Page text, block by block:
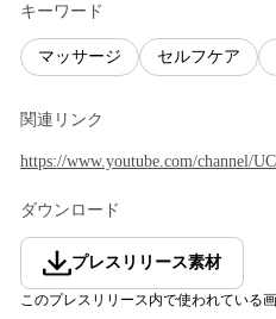
キーワード
マッサージ セルフケア
関連リンク
https://www.youtube.com/channel/
ダウンロード
プレスリリース素材
このプレスリリース内で使われている